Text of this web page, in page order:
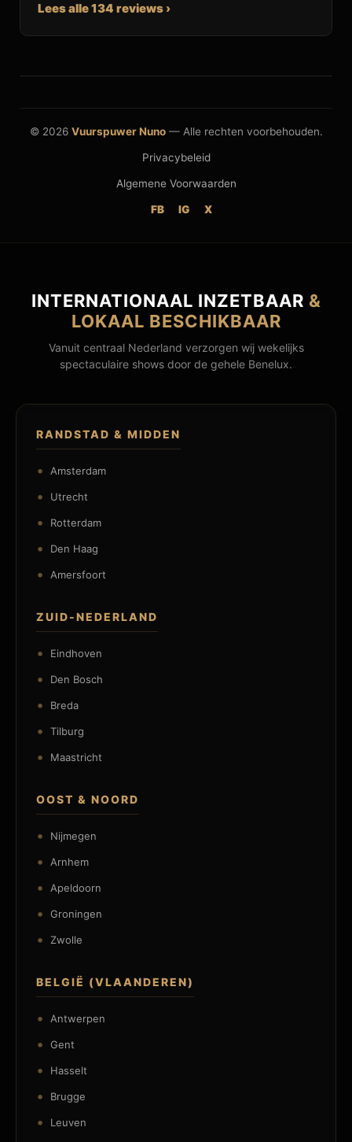
Lees alle 134 reviews ›
© 2026 Vuurspuwer Nuno— Alle rechten voorbehouden.
Privacybeleid
Algemene Voorwaarden
FB IG X
INTERNATIONAAL INZETBAAR &
LOKAAL BESCHIKBAAR
Vanuit centraal Nederland verzorgen wij wekelijks
spectaculaire shows door de gehele Benelux.
RANDSTAD & MIDDEN
Amsterdam
Utrecht
Rotterdam
Den Haag
Amersfoort
ZUID-NEDERLAND
Eindhoven
Den Bosch
Breda
Tilburg
Maastricht
OOST & NOORD
Nijmegen
Arnhem
Apeldoorn
Groningen
Zwolle
BELGIË (VLAANDEREN)
Antwerpen
Gent
Hasselt
Brugge
Leuven